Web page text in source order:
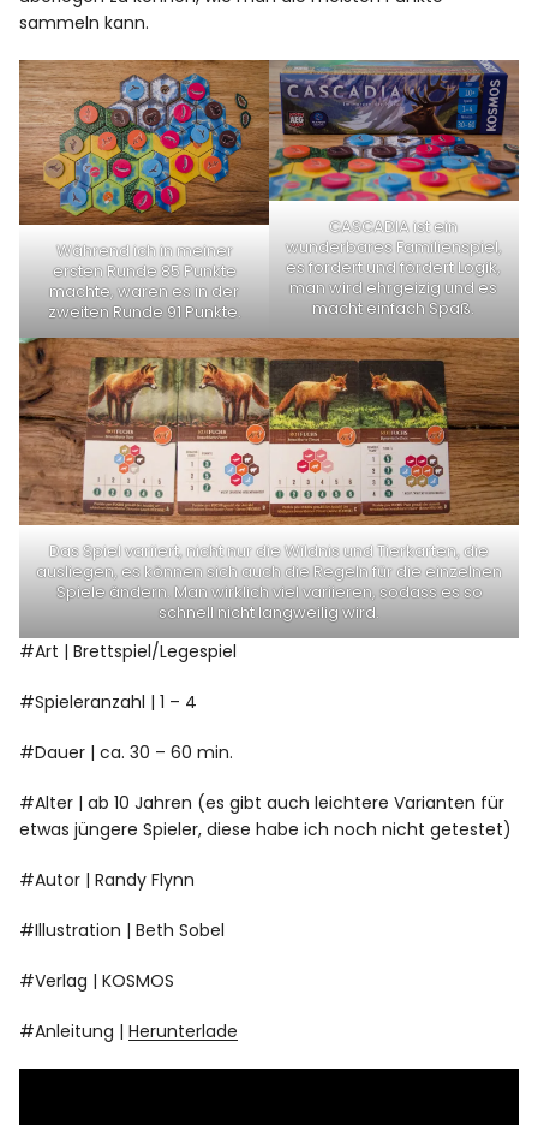
sammeln kann.
Während ich in meiner
ersten Runde 85 Punkte
machte, waren es in der
zweiten Runde 91 Punkte.
CASCADIA ist ein
wunderbares Familienspiel,
es fordert und fördert Logik,
man wird ehrgeizig und es
macht einfach Spaß.
Das Spiel variiert, nicht nur die Wildnis und Tierkarten, die
ausliegen, es können sich auch die Regeln für die einzelnen
Spiele ändern. Man wirklich viel variieren, sodass es so
schnell nicht langweilig wird.
#Art | Brettspiel/Legespiel
#Spieleranzahl | 1 – 4
#Dauer | ca. 30 – 60 min.
#Alter | ab 10 Jahren (es gibt auch leichtere Varianten für
etwas jüngere Spieler, diese habe ich noch nicht getestet)
#Autor | Randy Flynn
#Illustration | Beth Sobel
#Verlag | KOSMOS
#Anleitung |Herunterlade